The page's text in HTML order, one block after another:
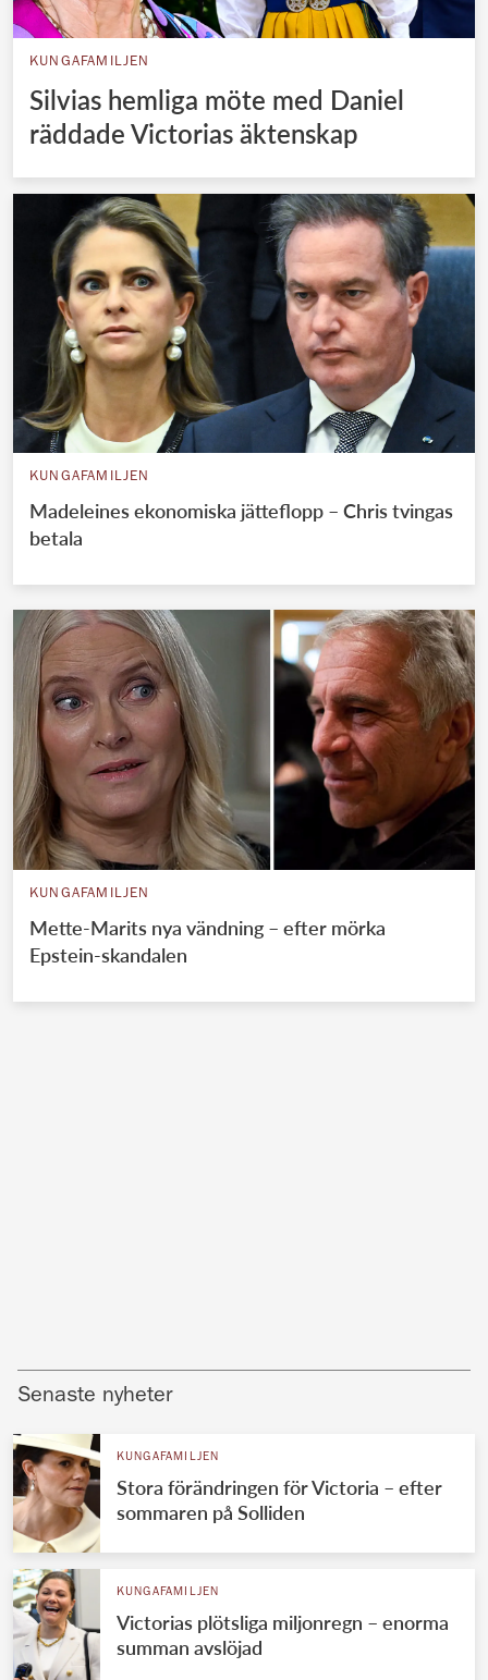
KUNGAFAMILJEN
Silvias hemliga möte med Daniel
räddade Victorias äktenskap
KUNGAFAMILJEN
Madeleines ekonomiska jätteflopp – Chris tvingas
betala
KUNGAFAMILJEN
Mette-Marits nya vändning – efter mörka
Epstein-skandalen
Senaste nyheter
KUNGAFAMILJEN
Stora förändringen för Victoria – efter
sommaren på Solliden
KUNGAFAMILJEN
Victorias plötsliga miljonregn – enorma
summan avslöjad